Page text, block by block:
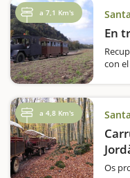
a 7,1 Km's
En
con
a 4,8 Km's
Os